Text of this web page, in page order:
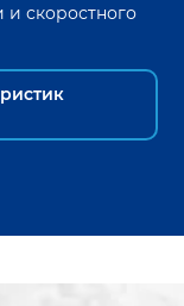
и скоростного